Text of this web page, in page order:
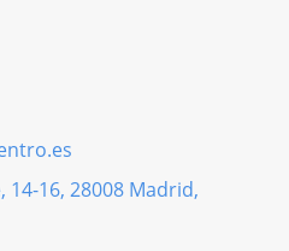
14-16, 28008 Madrid,